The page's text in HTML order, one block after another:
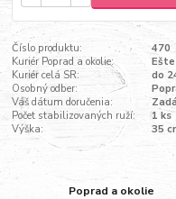
Číslo produktu:
470
Kuriér Poprad a okolie:
Kuriér celá SR:
do
Osobný odber:
Váš dátum doručenia:
Počet stabilizovaných ruží:
1 ks
Výška:
35
Poprad a okolie